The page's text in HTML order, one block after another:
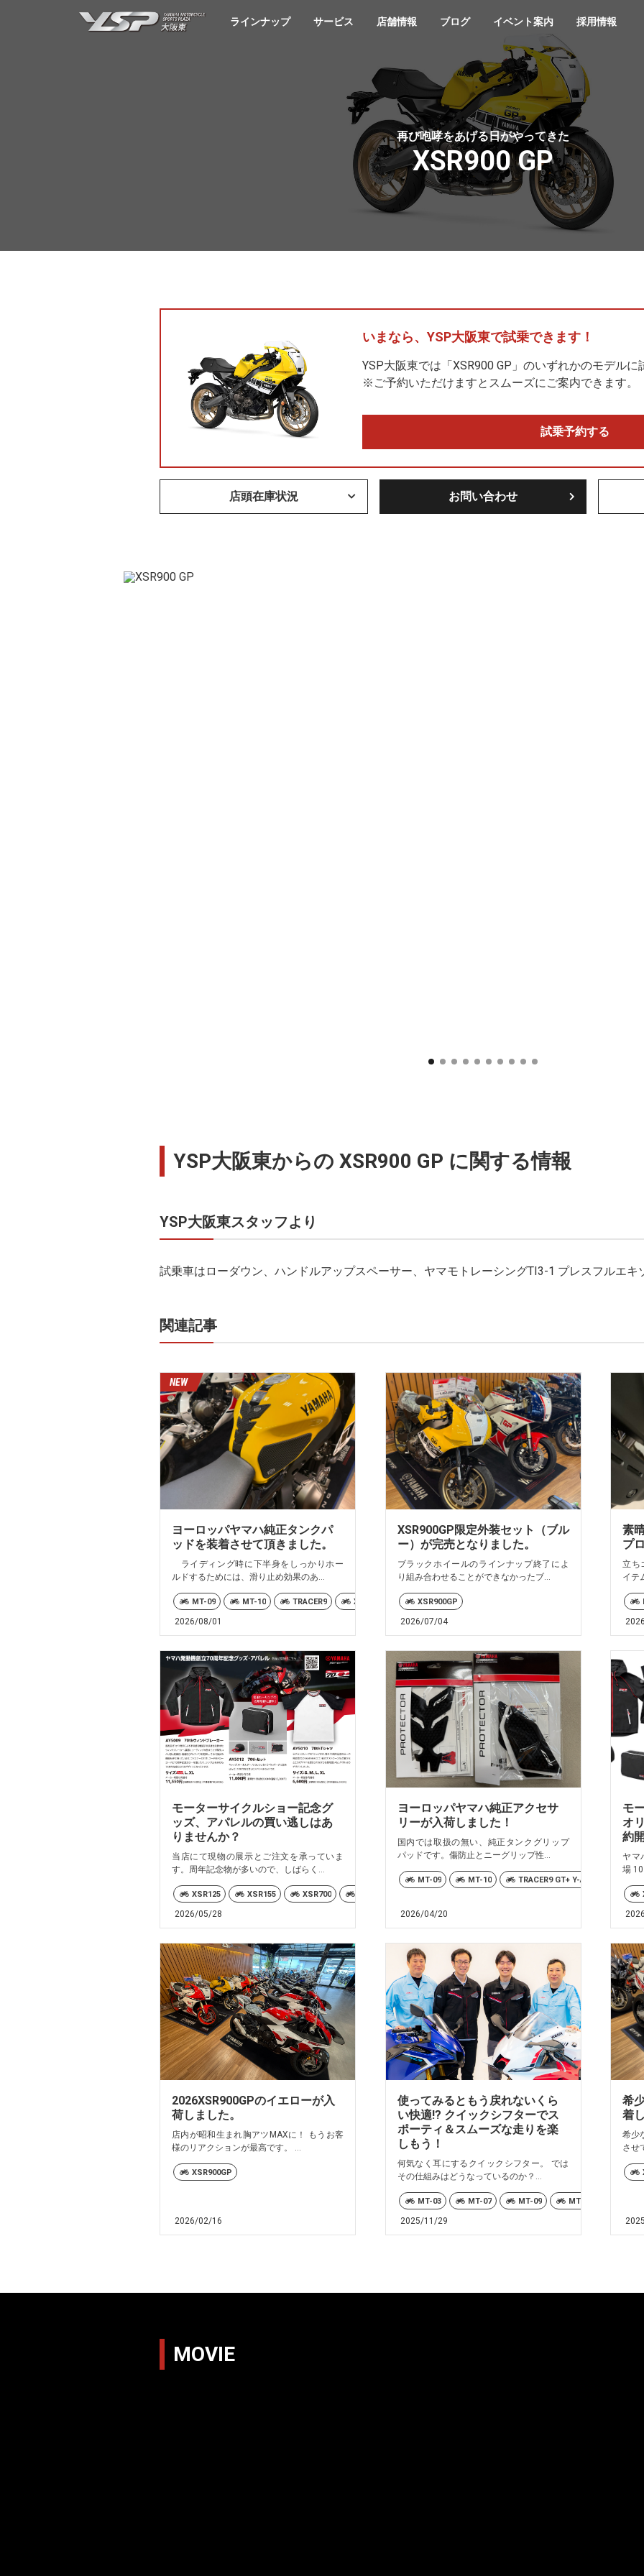
YSP大阪東
ラインナップ サービス 店舗情報 ブログ イベント案内 採用情報
再び咆哮をあげる日がやってきた
XSR900 GP
いまなら、 YSP大阪東で試乗できます！
YSP大阪東では「XSR900 GP」のいずれかのモデルに
※ご予約いただけますとスムーズにご案内できます。
試乗予約する
店頭在庫状況 お問い合わせ
YSP大阪東からの XSR900 GP に関する情報
YSP大阪東スタッフより
試乗車はローダウン、ハンドルアップスペーサー、ヤマモトレーシングTI3-1 プレスフルエキ
関連記事
ヨーロッパヤマハ純正タンクパ
ッドを装着させて頂きました。
ライディング時に下半身をしっかりホー
ルドするためには、滑り止め効果のあ...
MT-09 MT-10 TRACER9 XSR900 XSR900GP
2026/08/01
XSR900GP限定外装セット（ブル
ー）が完売となりました。
ブラックホイールのラインナップ終了によ
り組み合わせることができなかったブ...
XSR900GP
2026/07/04
素
プ
立ち
イテ
モーターサイクルショー記念グ
ッズ、アパレルの買い逃しはあ
りませんか？
当店にて現物の展示とご注文を承っていま
す。周年記念物が多いので、しばらく...
XSR125 XSR155 XSR700 YZF-
2026/05/28
ヨーロッパヤマハ純正アクセサ
リーが入荷しました！
国内では取扱の無い、純正タンクグリップ
パッドです。傷防止とニーグリップ性...
MT-09 MT-10 TRACER9 GT+ Y-AMT
2026/04/20
モ
オ
約
ヤマ
場
2026XSR900GPのイエローが入
荷しました。
店内が昭和生まれ胸アツMAXに！ もうお客
様のリアクションが最高です。 ...
XSR900GP
2026/02/16
使ってみるともう戻れないくら
い快適!? クイックシフターでス
ポーティ＆スムーズな走りを楽
しもう！
何気なく耳にするクイックシフター。 では
その仕組みはどうなっているのか？...
MT-03 MT-07 MT-09 MT-10
2025/11/29
希
着
希少
させ
MOVIE